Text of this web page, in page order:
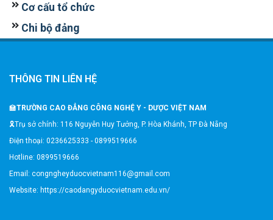
Cơ cấu tổ chức
Chi bộ đảng
THÔNG TIN LIÊN HỆ
🏫TRƯỜNG CAO ĐẲNG CÔNG NGHỆ Y - DƯỢC VIỆT NAM
🎗️Trụ sở chính: 116 Nguyễn Huy Tưởng, P. Hòa Khánh, TP Đà Nẵng
Điện thoại: 0236625333 - 0899519666
Hotline: 0899519666
Email: congngheyduocvietnam116@gmail.com
Website: https://caodangyduocvietnam.edu.vn/